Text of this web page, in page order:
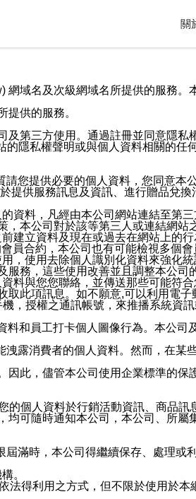
關
域名及次級網域名所提供的服務
供的服務。
第三方使用。通過註冊並同意隱私
隱私權聲明或與個人資料相關的任
您提供必要的個人資料，您同意本
提供服務訊息及資訊、進行贈品兌
資料，凡經由本公司網站連結至第
本公司對於該等第三人或連結網站
建立資料及現在或過去在網站上的
合約，本公司也有可能檢視多個會
，使用去除個人識別化資料來強化
務，這些使用改善並且調整本公司
料與您您聯絡，並傳送那些可能符
此項訊息。如不願意,可以利用電子
，授權之通訊帳號，來推播系統資
和員工打卡個人圖像行為。本公司
露消費者的個人資料。然而，在某
此，儘管本公司使用企業標準的保
個人資料於行銷活動資訊、商品訊
可隨時通知本公司，本公司、所屬
滿時，本公司得繼續保存、處理或
。
得利用之方式，但不限於使用於